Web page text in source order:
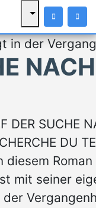
in der
NACH
DER SUCHE
DU
diesem Roman
mit seiner